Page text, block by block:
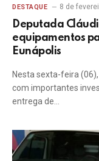
DESTAQUE 8 de
Deputada
equipamentos
Eunápolis
Nesta sexta-feira
com importantes
entrega de…